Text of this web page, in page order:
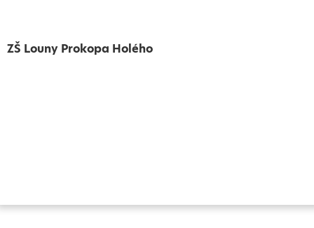
ZŠ Louny Prokopa Holého